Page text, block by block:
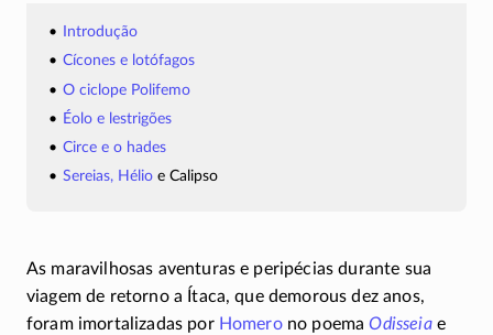
Introdução
Cícones e lotófagos
O ciclope Polifemo
Éolo e lestrigões
Circe e o hades
Sereias, Hélioe Calipso
As maravilhosas aventuras e peripécias durante sua
viagem de retorno a Ítaca, que demorous dez anos,
foram imortalizadas por Homerono poemaOdisseiae